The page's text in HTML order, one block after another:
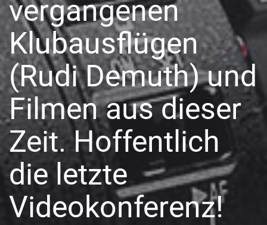
vergangenen
Klubausflügen
(Rudi Demuth) und
Filmen aus dieser
Zeit. Hoffentlich
die letzte
Videokonferenz!